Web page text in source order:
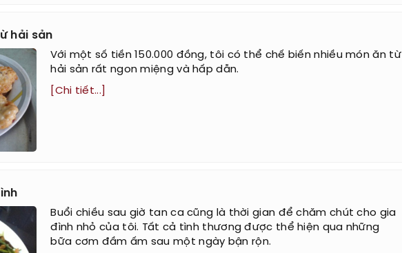
hải sản
Với một số tiền 150.000 đồng, tôi có thể chế biến nhiều món ăn từ
hải sản rất ngon miệng và hấp dẫn.
[Chi tiết...]
Buổi chiều sau giờ tan ca cũng là thời gian để chăm chút cho gia
đình nhỏ của tôi. Tất cả tình thương được thể hiện qua những
bữa cơm đầm ấm sau một ngày bận rộn.